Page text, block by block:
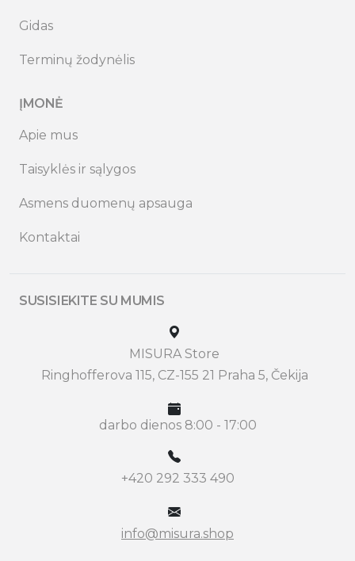
Gidas
Terminų žodynėlis
ĮMONĖ
Apie mus
Taisyklės ir sąlygos
Asmens duomenų apsauga
Kontaktai
SUSISIEKITE SU MUMIS
MISURA Store
Ringhofferova 115, CZ-155 21 Praha 5, Čekija
darbo dienos 8:00 - 17:00
+420 292 333 490
info@misura.shop